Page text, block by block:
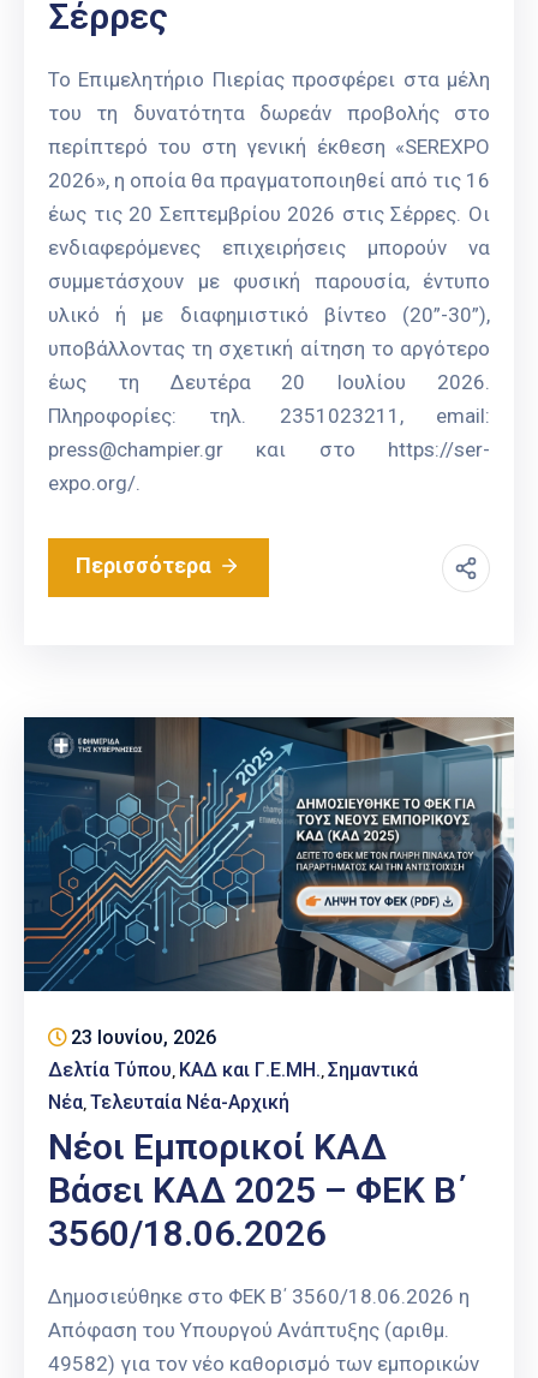
Σέρρες
Το Επιμελητήριο Πιερίας προσφέρει στα μέλη
του τη δυνατότητα δωρεάν προβολής στο
περίπτερό του στη γενική έκθεση «SEREXPO
2026», η οποία θα πραγματοποιηθεί από τις 16
έως τις 20 Σεπτεμβρίου 2026 στις Σέρρες. Οι
ενδιαφερόμενες επιχειρήσεις μπορούν να
συμμετάσχουν με φυσική παρουσία, έντυπο
υλικό ή με διαφημιστικό βίντεο (20”-30”),
υποβάλλοντας τη σχετική αίτηση το αργότερο
έως τη Δευτέρα 20 Ιουλίου 2026.
Πληροφορίες: τηλ. 2351023211, email:
press@champier.gr και στο https://ser-
expo.org/.
Περισσότερα
23 Ιουνίου, 2026
Δελτία Τύπου‚ ΚΑΔ και Γ.Ε.ΜΗ.‚ Σημαντικά
Νέα‚ Τελευταία Νέα-Αρχική
Νέοι Εμπορικοί ΚΑΔ
Βάσει ΚΑΔ 2025 – ΦΕΚ Β΄
3560/18.06.2026
Δημοσιεύθηκε στο ΦΕΚ Β΄ 3560/18.06.2026 η
Απόφαση του Υπουργού Ανάπτυξης (αριθμ.
49582) για τον νέο καθορισμό των εμπορικών